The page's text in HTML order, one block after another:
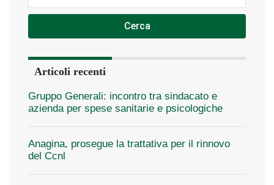
Cerca
Articoli recenti
Gruppo Generali: incontro tra sindacato e
azienda per spese sanitarie e psicologiche
Anagina, prosegue la trattativa per il rinnovo
del Ccnl